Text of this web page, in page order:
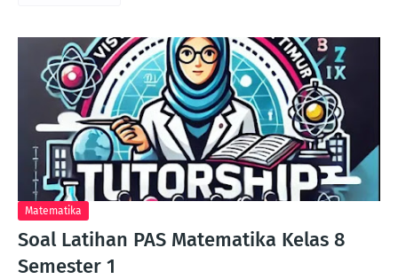
Matematika
Soal Latihan PAS Matematika Kelas 8
Semester 1